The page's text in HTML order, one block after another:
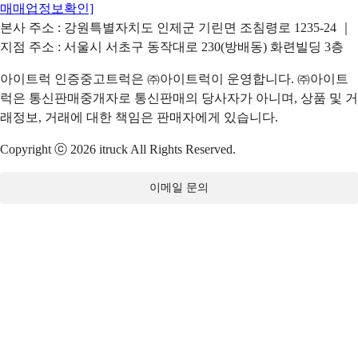
매매업정보확인]
본사 주소 : 강원특별자치도 인제군 기린면 조침령로 1235-24 ｜
지점 주소 : 서울시 서초구 동작대로 230(방배동) 화련빌딩 3층
아이트럭 인증중고트럭은 ㈜아이트럭이 운영합니다. ㈜아이트
럭은 통신판매중개자로 통신판매의 당사자가 아니며, 상품 및 거
래정보, 거래에 대한 책임은 판매자에게 있습니다.
Copyright ⓒ 2026 itruck All Rights Reserved.
이메일 문의